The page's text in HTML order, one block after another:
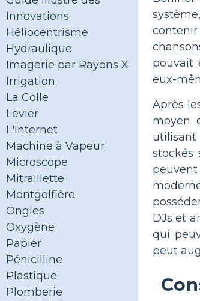
Innovations
Héliocentrisme
Hydraulique
Imagerie par Rayons X
Irrigation
La Colle
Levier
L'Internet
Machine à Vapeur
Microscope
Mitraillette
Montgolfière
Ongles
Oxygène
Papier
Pénicilline
Plastique
Plomberie
pouvait
eux-
Après
moyen
stockés
DJs et
qui
peut